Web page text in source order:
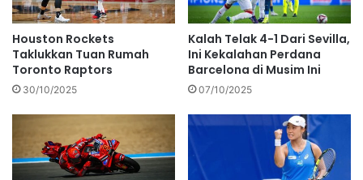
Houston Rockets
Taklukkan Tuan Rumah
Toronto Raptors
30/10/2025
Kalah Telak 4-1 Dari Sevilla,
Ini Kekalahan Perdana
Barcelona di Musim Ini
07/10/2025